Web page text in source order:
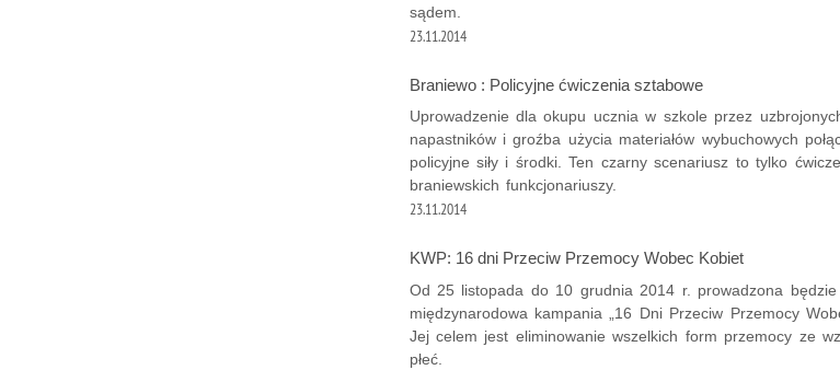
sądem.
23.11.2014
Braniewo : Policyjne ćwiczenia sztabowe
Uprowadzenie dla okupu ucznia w szkole przez
napastników i groźba użycia materiałów wybuchowych
policyjne siły i środki. Ten czarny scenariusz to tylko
braniewskich funkcjonariuszy.
23.11.2014
KWP: 16 dni Przeciw Przemocy Wobec Kobiet
Od 25 listopada do 10 grudnia 2014 r. prowadzona będzie
międzynarodowa kampania „16 Dni Przeciw Przemocy
Jej celem jest eliminowanie wszelkich form przemocy ze
płeć.